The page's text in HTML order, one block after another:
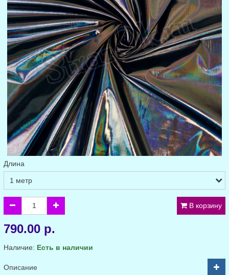
Длина
В корзину
790.00 р.
Наличие: Есть в наличии
Описание